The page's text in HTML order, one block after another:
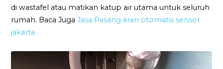
di wastafel atau matikan katup air utama untuk seluruh
rumah. Baca JugaJasa Pasang kran otomatis sensor
jakarta